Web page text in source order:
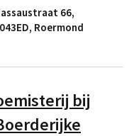
66,
, Roermond
bij